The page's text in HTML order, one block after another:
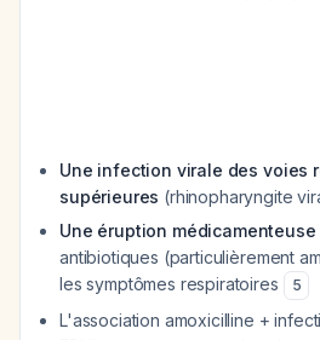
Une infection virale des voies
supérieures (rhinopharyngite
Une éruption médicamenteuse
antibiotiques (particulièrement
les symptômes respiratoires
5
L'association amoxicilline +